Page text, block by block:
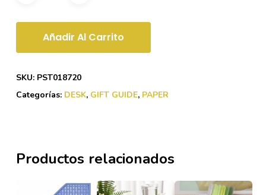
Añadir Al Carrito
SKU: PST018720
Categorías: DESK, GIFT GUIDE, PAPER
Productos relacionados